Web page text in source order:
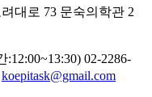
대로 73 문숙의학관 2
02-2286-
koepitask@gmail.com